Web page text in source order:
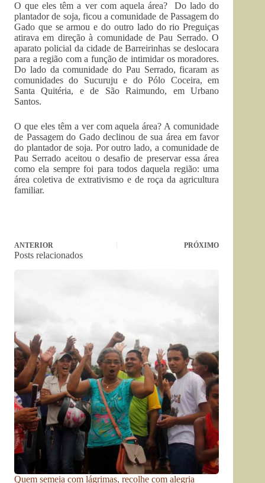
O que eles têm a ver com aquela área? Do lado do
plantador de soja, ficou a comunidade de Passagem do
Gado que se armou e do outro lado do rio Preguiças
atirava em direção à comunidade de Pau Serrado. O
aparato policial da cidade de Barreirinhas se deslocara
para a região com a função de intimidar os moradores.
Do lado da comunidade do Pau Serrado, ficaram as
comunidades do Sucuruju e do Pólo Coceira, em
Santa Quitéria, e de São Raimundo, em Urbano
Santos.
O que eles têm a ver com aquela área? A comunidade
de Passagem do Gado declinou de sua área em favor
do plantador de soja. Por outro lado, a comunidade de
Pau Serrado aceitou o desafio de preservar essa área
como ela sempre foi para todos daquela região: uma
área coletiva de extrativismo e de roça da agricultura
familiar.
ANTERIOR PRÓXIMO
Posts relacionados
Quem semeia com lágrimas, recolhe com alegria